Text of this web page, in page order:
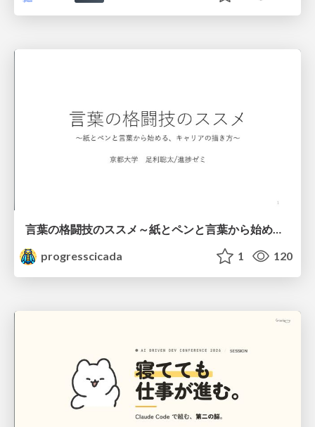
言葉の格闘技のススメ～紙とペンと言葉から始める、キャリアの描き方～
progresscicada
1 120